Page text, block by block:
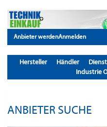
Anbieter werdenAnmelden
Hersteller Händler
Industrie
ANBIETER SUCHE